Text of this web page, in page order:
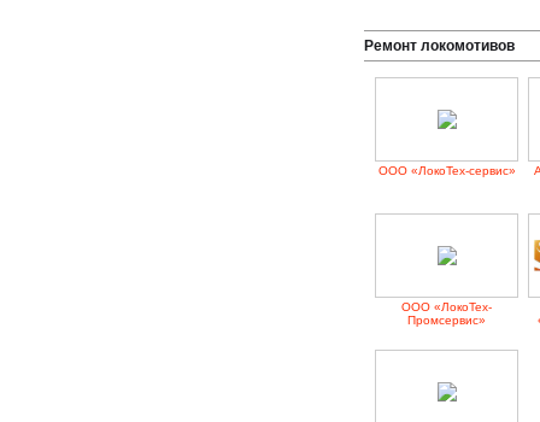
Ремонт локомотивов
ООО «ЛокоТех-сервис»
ООО «ЛокоТех-
Промсервис»